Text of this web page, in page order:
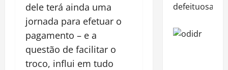
dele terá ainda uma
jornada para efetuar o
pagamento – e a
questão de facilitar o
troco, influi em tudo
defeituosa!